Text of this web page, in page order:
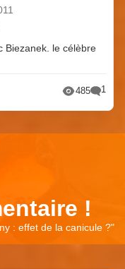
Biezanek. le célèbre
485 1
!
: effet de la canicule ?"